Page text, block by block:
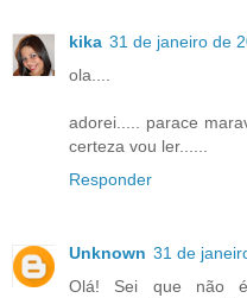
kika 31 de janeiro de
ola....
adorei..... parace
certeza vou ler......
Responder
Unknown 31 de
Olá! Sei que não